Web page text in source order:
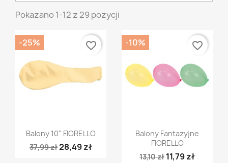
Pokazano 1-12 z 29 pozycji
Szybki podgląd
Balony 10" FIORELLO
37,99 zł28,49 zł
-25% favorite_border
Szybki podgląd
Balony Fantazyjne
FIORELLO
13,10 zł 11,79 zł
-10% favorite_border